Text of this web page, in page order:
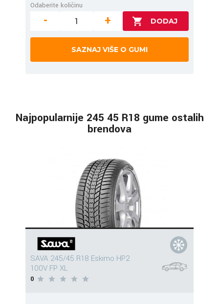
Odaberite količinu
- +
SAZNAJ VIŠE O GUMI
Najpopularnije 245 45 R18 gume ostalih
brendova
SAVA 245/45 R18 Eskimo HP2
100V FP XL
0